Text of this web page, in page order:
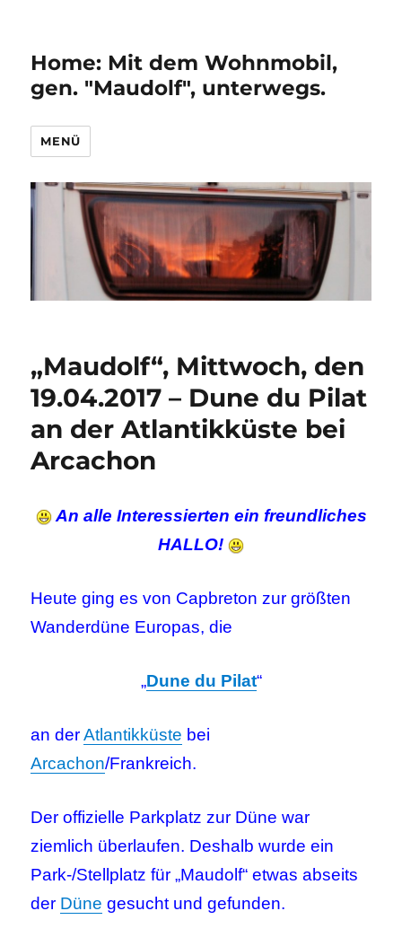
Home: Mit dem Wohnmobil,
gen. "Maudolf", unterwegs.
MENÜ
„Maudolf“, Mittwoch, den
19.04.2017 – Dune du Pilat
an der Atlantikküste bei
Arcachon
An alle Interessierten ein freundliches
HALLO!
Heute ging es von Capbreton zur größten
Wanderdüne Europas, die
„Dune du Pilat“
an derAtlantikküste bei
Arcachon/Frankreich.
Der offizielle Parkplatz zur Düne war
ziemlich überlaufen. Deshalb wurde ein
Park-/Stellplatz für „Maudolf“ etwas abseits
der Düne gesucht und gefunden.